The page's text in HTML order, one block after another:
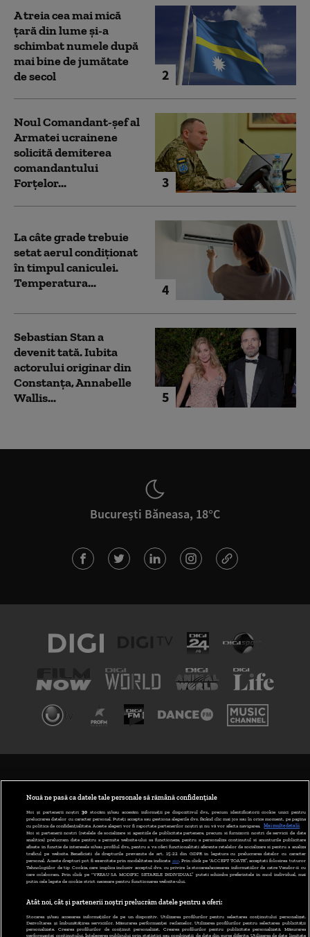
2
A treia cea mai mică
țară din lume și-a
schimbat numele după
mai bine de jumătate
de secol
3
Noul Comandant-șef al
Armatei ucrainene
solicită demiterea
comandantului
Forțelor...
4
La câte grade trebuie
setat aerul condiționat
în timpul caniculei.
Temperatura...
5
Sebastian Stan a
devenit tată. Iubita
actorului originar din
Constanța, Annabelle
Wallis...
București Băneasa, 18°C
ABONARE DIGI TV
GESTIONAȚI PREFERINȚELE
CODUL DIGI24
CAMERE WEB
CONTACT/INFO
Nouă ne pasă ca datele tale personale să rămână confidențiale
Noi și partenerii noștri 30stocăm și/sau accesăm informații pe dispozitivul dvs., precum identificatorii cookie unici pentru
prelucrarea datelor cu caracter personal. Puteți accepta sau gestiona alegerile dvs. făcând clic mai jos sau în orice moment, pe pagina
cu politica de confidențialitate. Aceste alegeri vor fi raportate partenerilor noștri și nu vă vor afecta navigarea.
Mai multe detalii
Noi si partenerii nostri (retelele de socializare si agentiile de publicitate partenere, precum si furnizorii nostri de servicii de date
analitice) prelucram date pentru a permite website-ului sa functioneze, pentru a personaliza continutul si anunturile publicitare
afisate in functie de interesele si/sau profilul dvs., pentru a va oferi functionalitati aferente retelelor de socializare si pentru a analiza
traficul pe website. Beneficiati de drepturile prevazute de art. 15-22 din GDPR in legatura cu prelucrarea datelor cu caracter
personal. Aceste drepturi pot fi exercitate prin modalitatea indicata aici. Prin click pe “ACCEPT TOATE”, acceptati folosirea tuturor
Tehnologiilor de tip Cookie, care implica inclusiv acceptul dvs. cu privire la stocarea/accesarea informatiilor de catre Vendor-ii cu
care colaboram. Prin click pe “VREAU SA MODIFIC SETARILE INDIVIDUAL” puteti schimba preferintele in mod individual, mai
putin cele legate de cookie strict necesare pentru functionarea website-ului.
Atât noi, cât și partenerii noștri prelucrăm datele pentru a oferi:
Stocarea și/sau accesarea informațiilor de pe un dispozitiv. Utilizarea profilurilor pentru selectarea conținutului personalizat.
Dezvoltarea și îmbunătățirea serviciilor. Măsurarea performanței reclamelor. Utilizarea profilurilor pentru selectarea publicității
personalizate. Crearea profilurilor de conținut personalizat. Crearea profilurilor pentru publicitate personalizată. Măsurarea
performanței conținutului. Înțelegerea publicului prin statistici sau combinații de date din surse diferite. Utilizarea de date limitate